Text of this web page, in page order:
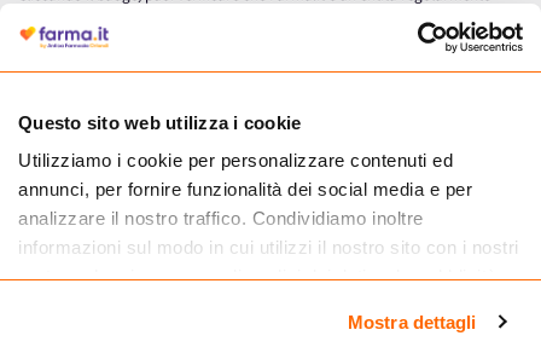
Questo sito web utilizza i cookie
Utilizziamo i cookie per personalizzare contenuti ed
annunci, per fornire funzionalità dei social media e per
analizzare il nostro traffico. Condividiamo inoltre
informazioni sul modo in cui utilizzi il nostro sito con i nostri
partner che si occupano di analisi dei dati web, pubblicità e
informazioni che hai fornito loro o che hanno raccolto dal
Mostra dettagli
autorizzata dal Ministero della Salute a effettuare la vendita online di
medicinali.